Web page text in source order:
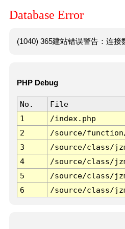
Database Error
(1040) 365建站错误警告：连接
PHP Debug
No. File
1
/index.php
2
/source/
3
/source/class/
4
/source/class/
5
/source/class/
6
/source/class/